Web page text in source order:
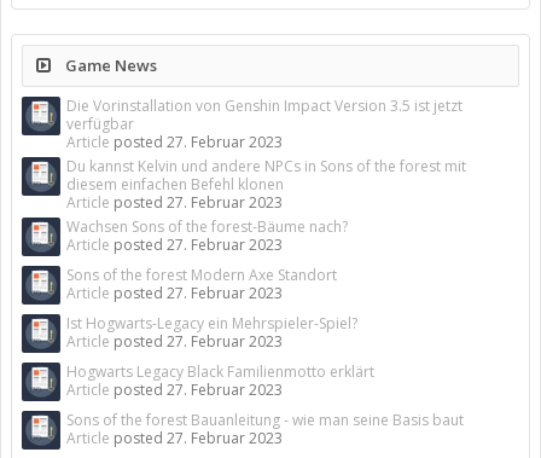
Game News
Die Vorinstallation von Genshin Impact Version 3.5 ist jetzt
verfügbar
Article posted 27. Februar 2023
Du kannst Kelvin und andere NPCs in Sons of the forest mit
diesem einfachen Befehl klonen
Article posted 27. Februar 2023
Wachsen Sons of the forest-Bäume nach?
Article posted 27. Februar 2023
Sons of the forest Modern Axe Standort
Article posted 27. Februar 2023
Ist Hogwarts-Legacy ein Mehrspieler-Spiel?
Article posted 27. Februar 2023
Hogwarts Legacy Black Familienmotto erklärt
Article posted 27. Februar 2023
Sons of the forest Bauanleitung - wie man seine Basis baut
Article posted 27. Februar 2023